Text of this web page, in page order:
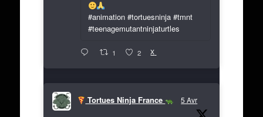
#animation #tortuesninja #tmnt
#teenagemutantninjaturtles
1 2 X
Tortues Ninja France 5 Avr